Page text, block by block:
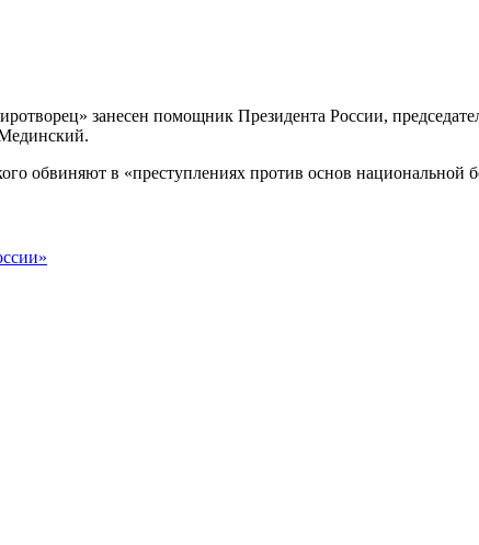
занесен помощник Президента России,
обвиняют в «преступлениях против основ национальной